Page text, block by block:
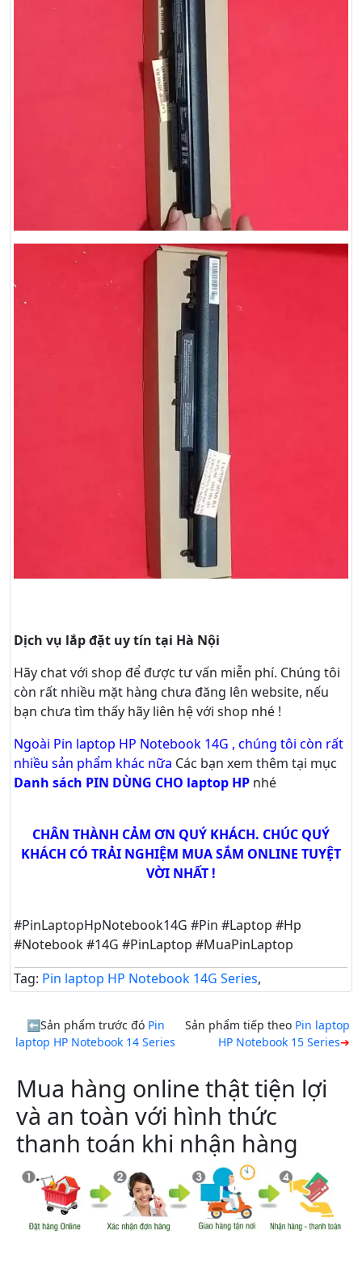
Dịch vụ lắp đặt uy tín tại Hà Nội
Hãy chatvới shop để được tư vấn miễn phí. Chúng tôi
còn rất nhiều mặt hàng chưa đăng lên website, nếu
bạn chưa tìm thấy hãy liên hệ với shop nhé !
Ngoài Pin laptop HP Notebook 14G , chúng tôi còn rất
nhiều sản phẩm khác nữa Các bạn xem thêm tại mục
Danh sách PIN DÙNG CHO laptop HP nhé
CHÂN THÀNH CẢM ƠN QUÝ KHÁCH. CHÚC QUÝ
KHÁCH CÓ TRẢI NGHIỆM MUA SẮM ONLINE TUYỆT
VỜI NHẤT !
#PinLaptopHpNotebook14G #Pin #Laptop #Hp
#Notebook #14G #PinLaptop #MuaPinLaptop
Tag: Pin laptop HP Notebook 14G Series,
Sản phẩm trước đó Pin
laptop HP Notebook 14 Series
Sản phẩm tiếp theo Pin laptop
HP Notebook 15 Series
Mua hàng online thật tiện lợi
và an toàn với hình thức
thanh toán khi nhận hàng